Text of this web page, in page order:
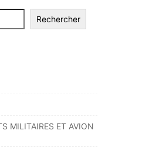
Rechercher
MILITAIRES ET AVION